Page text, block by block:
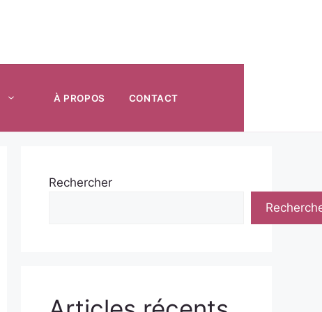
À PROPOS CONTACT
Rechercher